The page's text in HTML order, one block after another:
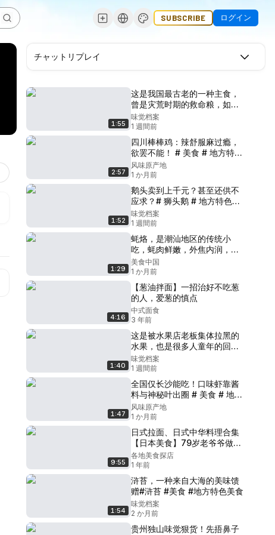
SUBSCRIBE ログイン
チャットリプレイ
1:55
这是我国最古老的一种主食，
曾是灾荒时期的救命粮，如今
却很少人知道他的名字# 橡子 #
橡子凉粉 # 青年创作者成长计
划
味觉档案
1 週間前
2:57
四川棒棒鸡：辣舒服麻过瘾，
欲罢不能！ # 美食 # 地方特色
美食 # 棒棒鸡 # 四川美食 # 汉
阳美食
风味原产地
1 か月前
1:52
鹅头卖到上千元？甚至还供不
应求？# 狮头鹅 # 地方特色美
食 # 青年创作者成长计划
味觉档案
1 週間前
1:29
蚝烙，是潮汕地区的传统小
吃，蚝肉鲜嫩，外焦内润，口
感香甜# 蚝烙 # 蚝烙潮汕 # 蚝
烙做法 # 蚝烙煎 # 蚝仔煎
美食中国
1 か月前
4:16
【葱油拌面】一招治好不吃葱
的人，爱葱的慎点
中式面食
3 年前
1:40
这是被水果店老板集体拉黑的
水果，也是很多人童年的回忆#
地果 # 地石榴 # 青年创作者成
长计划
味觉档案
1 週間前
1:47
全国仅长沙能吃！口味虾靠酱
料与神秘叶出圈 # 美食 # 地方
特色美食 # 口味虾 # 长沙美食
# 湖南美食
风味原产地
1 か月前
9:55
日式拉面、日式中华料理合集
【日本美食】79岁老爷爷做的
炒饭引来商家吸引着新老顾
客，天天热销！
各地美食探店
1 年前
1:54
浒苔，一种来自大海的美味馈
赠#浒苔 #美食 #地方特色美食
味觉档案
2 か月前
贵州独山味觉狠货！先捂鼻子